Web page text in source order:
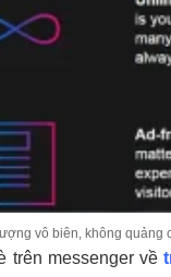
vô biên, không quảng
trên messenger về